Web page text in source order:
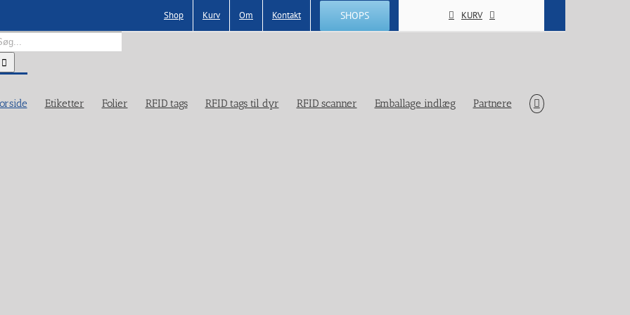
Shop Kurv Om Kontakt SHOPS KURV
Etiketter Folier RFID tags RFID tags til dyr RFID scanner Emballage indlæg Partnere